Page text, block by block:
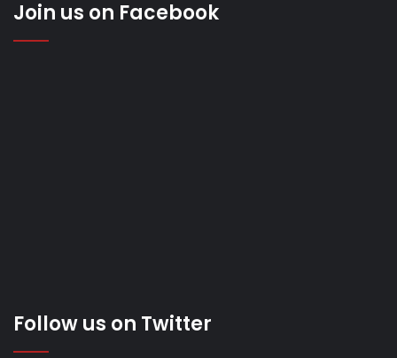
Join us on Facebook
Follow us on Twitter